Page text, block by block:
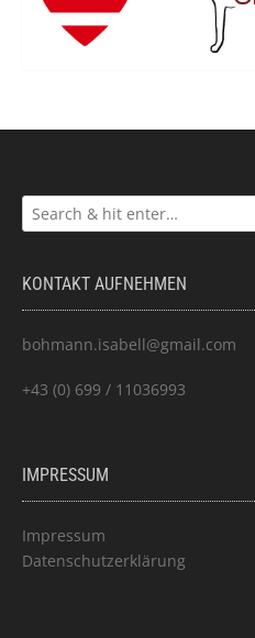
KONTAKT AUFNEHMEN
bohmann.isabell@gmail.com
+43 (0) 699 / 11036993
IMPRESSUM
Impressum
Datenschutzerklärung